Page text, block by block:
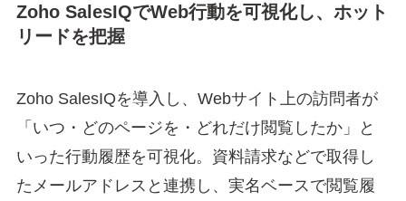
Zoho SalesIQでWeb行動を可視化し、ホット
リードを把握
Zoho SalesIQを導入し、Webサイト上の訪問者が
「いつ・どのページを・どれだけ閲覧したか」と
いった行動履歴を可視化。資料請求などで取得し
たメールアドレスと連携し、実名ベースで閲覧履